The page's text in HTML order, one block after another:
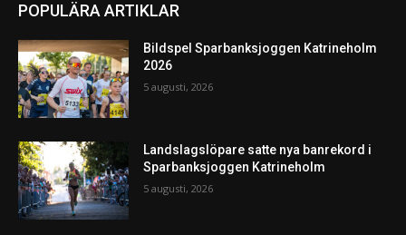
POPULÄRA ARTIKLAR
Bildspel Sparbanksjoggen Katrineholm
2026
5 augusti, 2026
Landslagslöpare satte nya banrekord i
Sparbanksjoggen Katrineholm
5 augusti, 2026